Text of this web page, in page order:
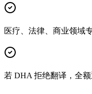
医疗、法律、商业领域
若 DHA 拒绝翻译，全